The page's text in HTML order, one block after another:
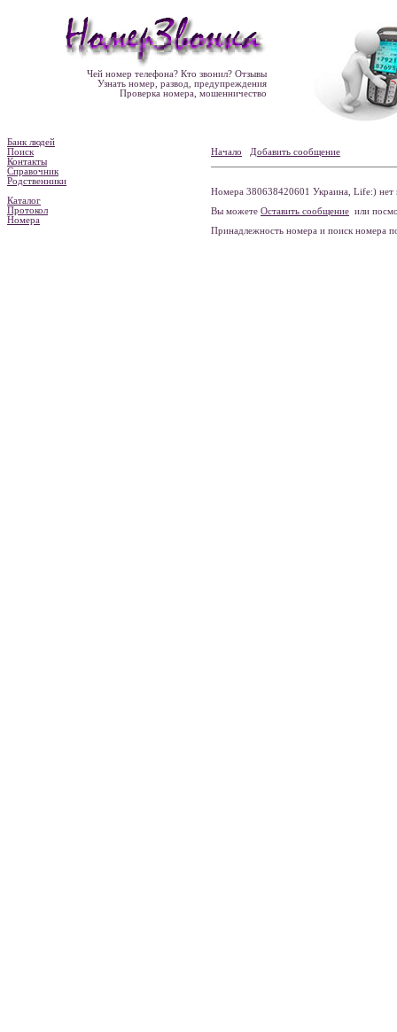
Чей номер телефона? Кто звонил? Отзывы
Узнать номер, развод, предупреждения
Проверка номера, мошенничество
Банк людей
Поиск
Контакты
Справочник
Родственники
Каталог
Протокол
Номера
Начало Добавить сообщение
Номера 380638420601 Украина, Life:) нет
Вы можете Оставить сообщение или
Принадлежность номера и поиск номера